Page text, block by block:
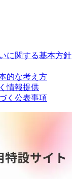
に関する基本方針
的な考え方
情報提供
く公表事項